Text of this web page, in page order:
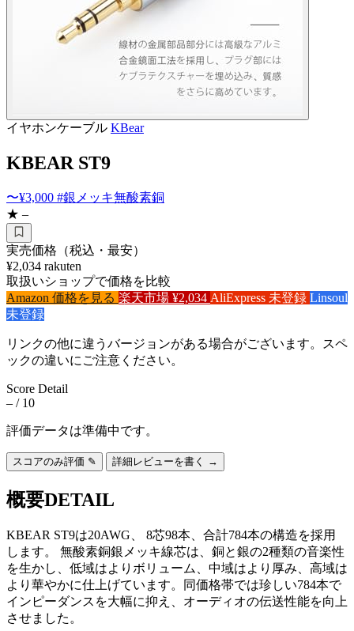
イヤホンケーブル KBear
KBEAR ST9
〜¥3,000 #銀メッキ無酸素銅
★ –
実売価格（税込・最安）
¥2,034 rakuten
取扱いショップで価格を比較
Amazon 価格を見る 楽天市場 ¥2,034 AliExpress 未登録 Linsoul
未登録
リンクの他に違うバージョンがある場合がございます。スペ
ックの違いにご注意ください。
Score Detail
– / 10
評価データは準備中です。
スコアのみ評価 ✎ 詳細レビューを書く →
概要DETAIL
KBEAR ST9は20AWG、 8芯98本、合計784本の構造を採用
します。 無酸素銅銀メッキ線芯は、銅と銀の2種類の音楽性
を生かし、低域はよりボリューム、中域はより厚み、高域は
より華やかに仕上げています。同価格帯では珍しい784本で
インピーダンスを大幅に抑え、オーディオの伝送性能を向上
させました。